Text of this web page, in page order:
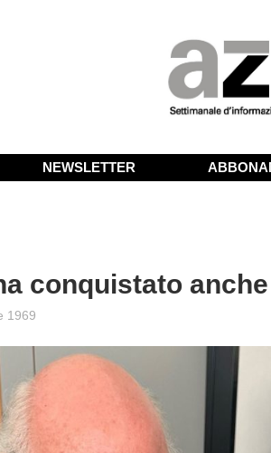
NEWSLETTER
conquistato
1969